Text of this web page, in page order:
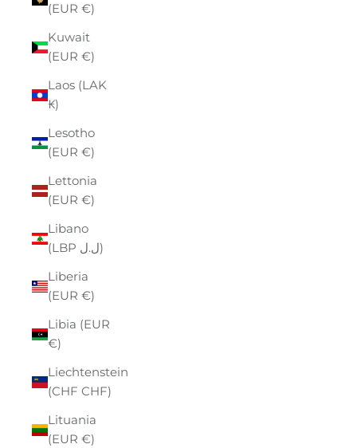
(EUR €)
Kuwait
(EUR €)
Laos (LAK
₭)
Lesotho
(EUR €)
Lettonia
(EUR €)
Libano
(LBP ل.ل)
Liberia
(EUR €)
Libia (EUR
€)
Liechtenstein
(CHF CHF)
Lituania
(EUR €)